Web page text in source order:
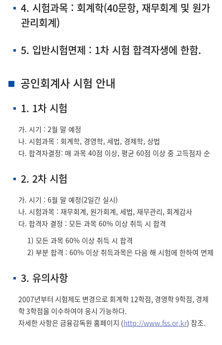
4. 시험과목 : 회계학(40문항, 재무회계 및 원가
관리회계)
5. 입반시험면제 : 1차 시험 합격자생에 한함.
공인회계사 시험 안내
1. 1차 시험
가. 시기 : 2월 말 예정
나. 시험과목 : 회계학, 경영학, 세법, 경제학, 상법
다. 합격자결정: 매 과목 40점 이상, 평균 60점 이상 중 고득점자 순
2. 2차 시험
가. 시기 : 6월 말 예정(2일간 실시)
나. 시험과목 : 재무회계, 원가회계, 세법, 재무관리, 회계감사
다. 합격자 결정 : 모든 과목 60% 이상 취득 시 합격
1) 모든 과목 60% 이상 취득 시 합격
2) 부분 합격 : 60% 이상 취득과목은 다음 해 시험에 한하여 면제
3. 유의사항
2007년부터 시험제도 변경으로 회계학 12학점, 경영학 9학점, 경제
학 3학점을 이수하여야 응시 가능하다.
자세한 사항은 금융감독원 홈페이지 (http://www.fss.or.kr) 참조.